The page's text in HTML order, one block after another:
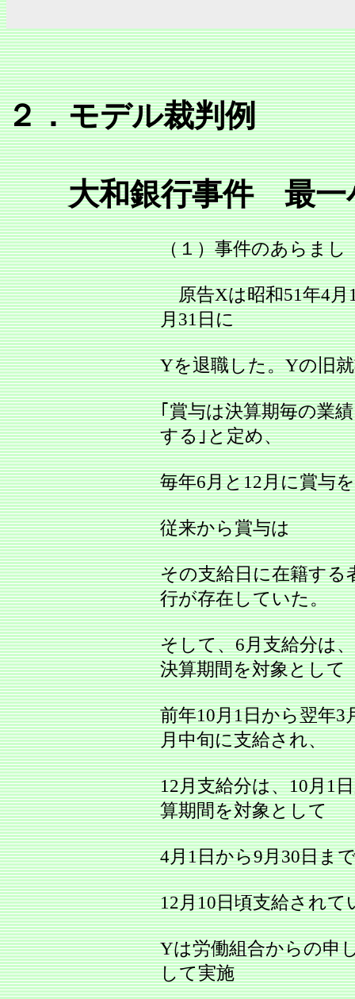
２．モデル裁判例
大和銀行事件 最一小
（１）事件のあらまし
原告Xは昭和51年4月
月31日に
Yを退職した。Yの旧
｢賞与は決算期毎の業
する｣と定め、
毎年6月と12月に賞与
従来から賞与は
その支給日に在籍する
行が存在していた。
そして、6月支給分は
決算期間を対象として
前年10月1日から翌年
月中旬に支給され、
12月支給分は、10月1
算期間を対象として
4月1日から9月30日ま
12月10日頃支給されて
Yは労働組合からの申
して実施